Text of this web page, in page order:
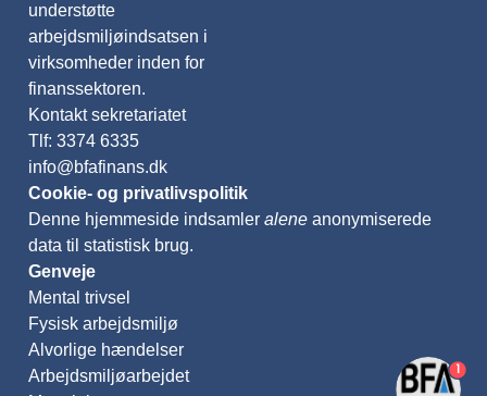
understøtte
arbejdsmiljøindsatsen i
virksomheder inden for
finanssektoren.
Kontakt sekretariatet
Tlf: 3374 6335
info@bfafinans.dk
Cookie- og privatlivspolitik
Denne hjemmeside indsamler alene anonymiserede
data til statistisk brug.
Genveje
Mental trivsel
Fysisk arbejdsmiljø
Alvorlige hændelser
Arbejdsmiljøarbejdet
1